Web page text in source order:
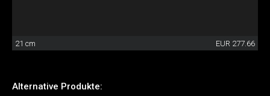
21 cm EUR 277.66
Alternative Produkte: